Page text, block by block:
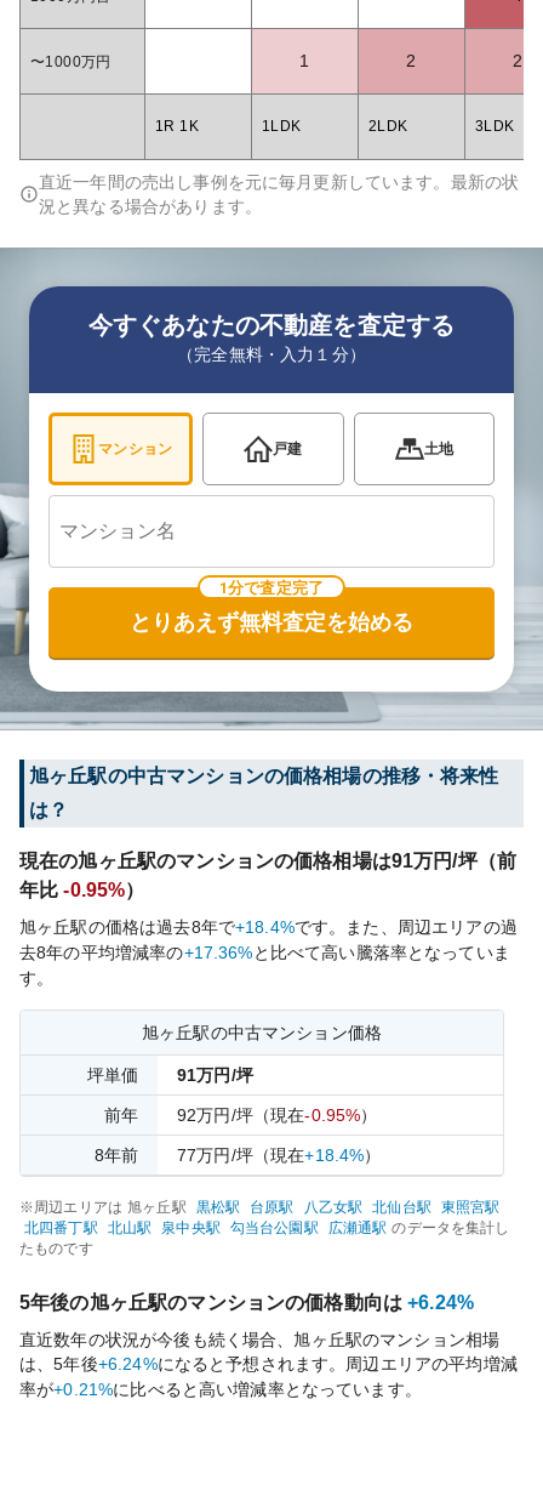
〜1000万円 1 2 2
1R 1K 1LDK 2LDK 3LDK
直近一年間の売出し事例を元に毎月更新しています。最新の状
況と異なる場合があります。
今すぐあなたの不動産を査定する
（完全無料・入力１分）
マンション 戸建 土地
1分で査定完了
とりあえず無料査定を始める
旭ヶ丘駅の中古マンションの価格相場の推移・将来性
は？
現在の旭ヶ丘駅のマンションの価格相場は91万円/坪（前
年比 -0.95%）
旭ヶ丘駅の価格は過去8年で+18.4%です。
また、周辺エリアの過
去8年の平均増減率の+17.36%と比べて高い騰落率となっていま
す。
旭ヶ丘駅の中古マンション価格
坪単価 91万円/坪
前年 92万円/坪（現在-0.95%）
8年前 77万円/坪（現在+18.4%）
※周辺エリアは 旭ヶ丘駅 黒松駅 台原駅 八乙女駅 北仙台駅 東照宮駅
北四番丁駅 北山駅 泉中央駅 勾当台公園駅 広瀬通駅 のデータを集計し
たものです
5年後の旭ヶ丘駅のマンションの価格動向は +6.24%
直近数年の状況が今後も続く場合、旭ヶ丘駅のマンション相場
は、5年後+6.24%になると予想されます。周辺エリアの平均増減
率が+0.21%に比べると高い増減率となっています。